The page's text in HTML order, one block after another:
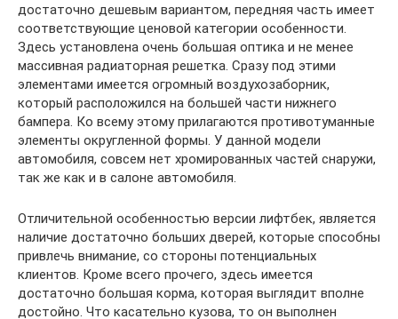
достаточно дешевым вариантом, передняя часть имеет
соответствующие ценовой категории особенности.
Здесь установлена очень большая оптика и не менее
массивная радиаторная решетка. Сразу под этими
элементами имеется огромный воздухозаборник,
который расположился на большей части нижнего
бампера. Ко всему этому прилагаются противотуманные
элементы округленной формы. У данной модели
автомобиля, совсем нет хромированных частей снаружи,
так же как и в салоне автомобиля.
Отличительной особенностью версии лифтбек, является
наличие достаточно больших дверей, которые способны
привлечь внимание, со стороны потенциальных
клиентов. Кроме всего прочего, здесь имеется
достаточно большая корма, которая выглядит вполне
достойно. Что касательно кузова, то он выполнен